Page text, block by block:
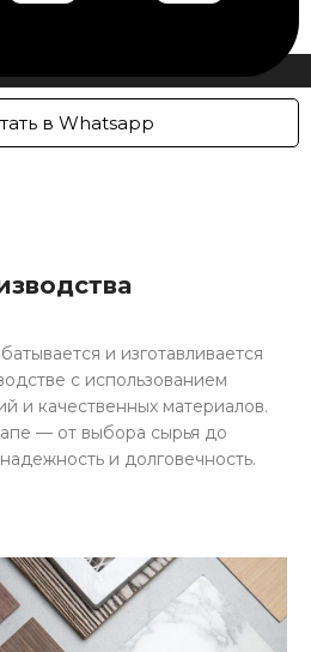
в Whatsapp
и изготавливается
с использованием
и качественных материалов.
— от выбора сырья до
и долговечность.